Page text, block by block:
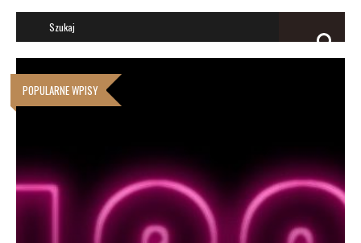
POPULARNE WPISY